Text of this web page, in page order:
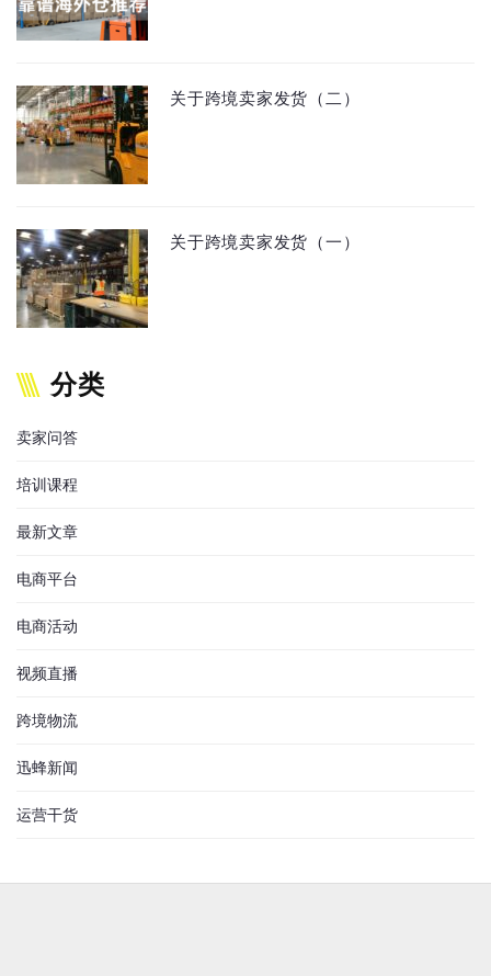
关于跨境卖家发货（二）
关于跨境卖家发货（一）
分类
卖家问答
培训课程
最新文章
电商平台
电商活动
视频直播
跨境物流
迅蜂新闻
运营干货